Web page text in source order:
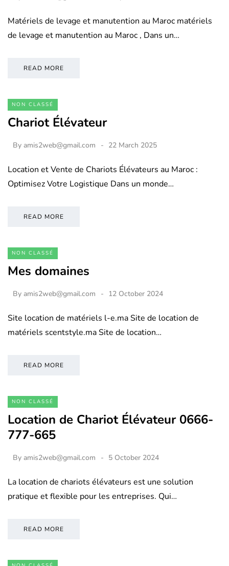
Matériels de levage et manutention au Maroc matériels
de levage et manutention au Maroc , Dans un…
READ MORE
NON CLASSÉ
Chariot Élévateur
By amis2web@gmail.com 22 March 2025
Location et Vente de Chariots Élévateurs au Maroc :
Optimisez Votre Logistique Dans un monde…
READ MORE
NON CLASSÉ
Mes domaines
By amis2web@gmail.com 12 October 2024
Site location de matériels l-e.ma Site de location de
matériels scentstyle.ma Site de location…
READ MORE
NON CLASSÉ
Location de Chariot Élévateur 0666-
777-665
By amis2web@gmail.com 5 October 2024
La location de chariots élévateurs est une solution
pratique et flexible pour les entreprises. Qui…
READ MORE